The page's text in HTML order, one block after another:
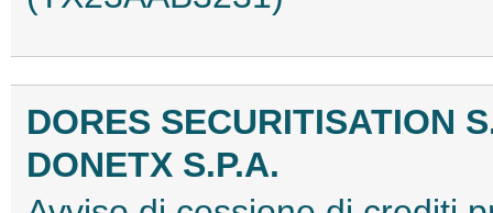
DORES SECURITISATION
DONETX S.P.A.